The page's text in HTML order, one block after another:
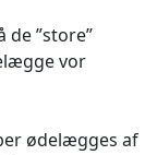
”store”
vor
ødelægges af